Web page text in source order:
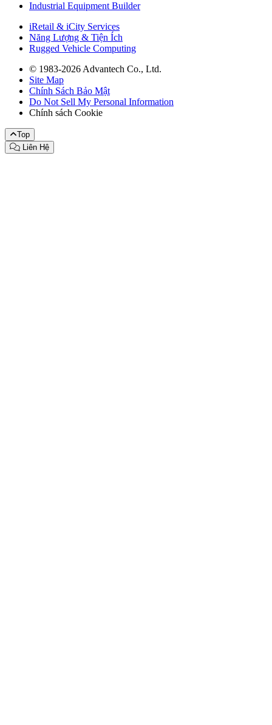
Industrial Equipment Builder
iRetail & iCity Services
Năng Lượng & Tiện Ích
Rugged Vehicle Computing
© 1983-2026 Advantech Co., Ltd.
Site Map
Chính Sách Bảo Mật
Do Not Sell My Personal Information
Chính sách Cookie
Top
Liên Hệ